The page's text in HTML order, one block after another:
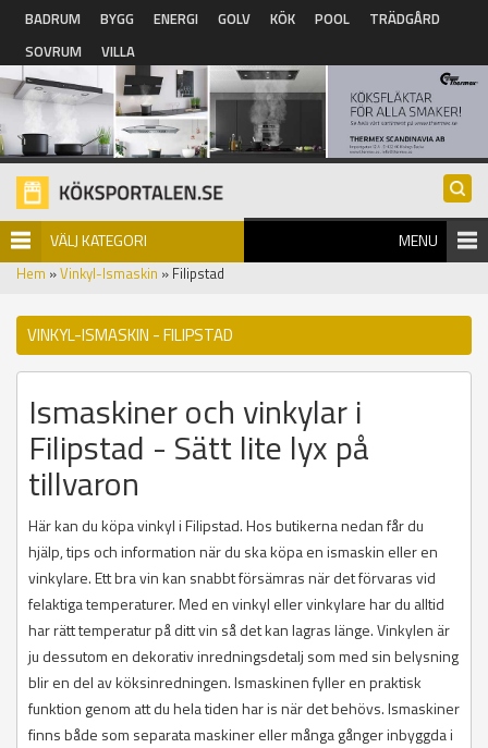
Hoppa till huvudinnehåll
BADRUM BYGG ENERGI GOLV KÖK POOL
TRÄDGÅRD
SOVRUM
VILLA
VÄLJ KATEGORI MENU
Hem »Vinkyl-Ismaskin » Filipstad
VINKYL-ISMASKIN - FILIPSTAD
Ismaskiner och vinkylar i
Filipstad - Sätt lite lyx på
tillvaron
Här kan du köpa vinkyl i Filipstad. Hos butikerna nedan får du
hjälp, tips och information när du ska köpa en ismaskin eller en
vinkylare. Ett bra vin kan snabbt försämras när det förvaras vid
felaktiga temperaturer. Med en vinkyl eller vinkylare har du alltid
har rätt temperatur på ditt vin så det kan lagras länge. Vinkylen är
ju dessutom en dekorativ inredningsdetalj som med sin belysning
blir en del av köksinredningen. Ismaskinen fyller en praktisk
funktion genom att du hela tiden har is när det behövs. Ismaskiner
finns både som separata maskiner eller många gånger inbyggda i